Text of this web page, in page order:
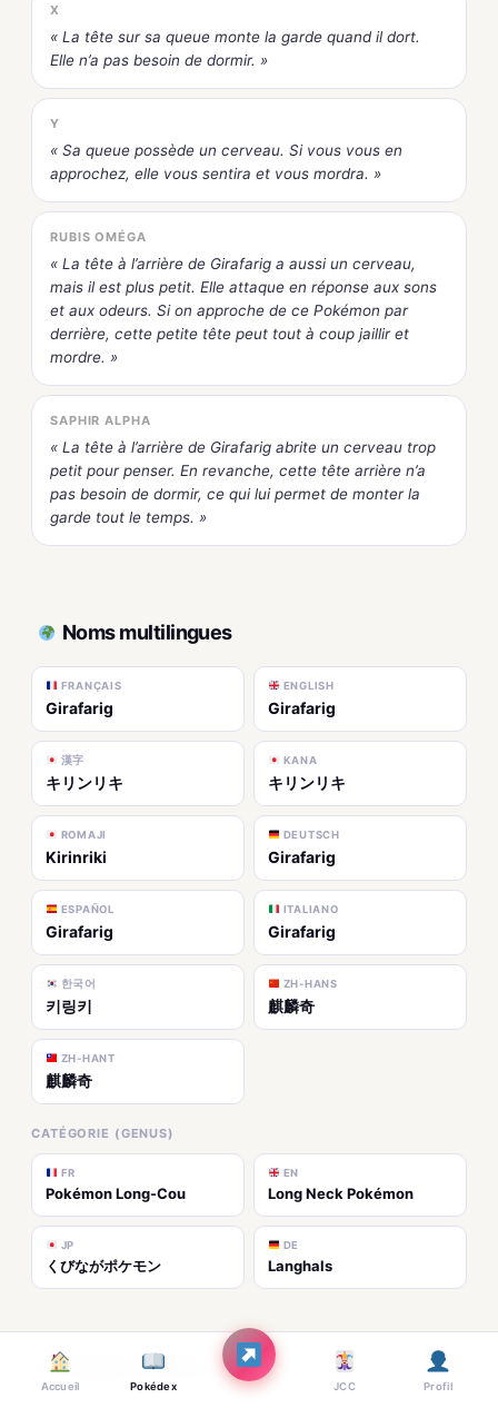
X
« La tête sur sa queue monte la garde quand il dort.
Elle n’a pas besoin de dormir. »
Y
« Sa queue possède un cerveau. Si vous vous en
approchez, elle vous sentira et vous mordra. »
RUBIS OMÉGA
« La tête à l’arrière de Girafarig a aussi un cerveau,
mais il est plus petit. Elle attaque en réponse aux sons
et aux odeurs. Si on approche de ce Pokémon par
derrière, cette petite tête peut tout à coup jaillir et
mordre. »
SAPHIR ALPHA
« La tête à l’arrière de Girafarig abrite un cerveau trop
petit pour penser. En revanche, cette tête arrière n’a
pas besoin de dormir, ce qui lui permet de monter la
garde tout le temps. »
Noms multilingues
FRANÇAIS
Girafarig
ENGLISH
Girafarig
漢字
キリンリキ
KANA
キリンリキ
ROMAJI
Kirinriki
DEUTSCH
Girafarig
ESPAÑOL
Girafarig
ITALIANO
Girafarig
한국어
키링키
ZH-HANS
麒麟奇
ZH-HANT
麒麟奇
CATÉGORIE (GENUS)
FR
Pokémon Long-Cou
EN
Long Neck Pokémon
JP
くびながポケモン
DE
Langhals
Médias & Galerie
Accueil Pokédex JCC Profil